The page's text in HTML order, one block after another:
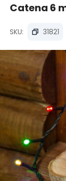
Catena 6
SKU: 31821
Salta la galleria di